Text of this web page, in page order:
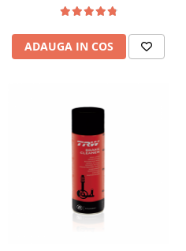
ADAUGA IN COS